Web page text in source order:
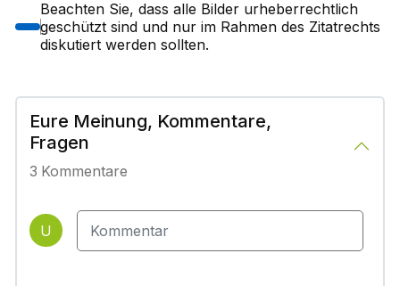
Beachten Sie, dass alle Bilder urheberrechtlich
geschützt sind und nur im Rahmen des Zitatrechts
diskutiert werden sollten.
Eure Meinung, Kommentare,
Fragen
3 Kommentare
U